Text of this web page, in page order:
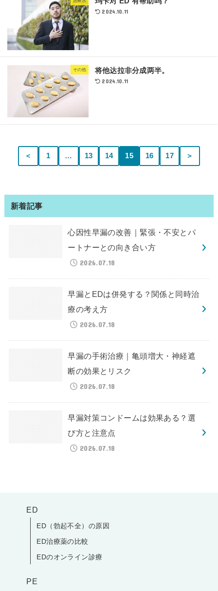
2024.10.11
その他 将他达拉非分成两半。
2024.10.11
＜ 1 … 13 14 15 16 17 ＞
新着記事
心因性早漏の改善｜緊張・不安とパ
ートナーとの向き合い方
2026.07.18
早漏とEDは併発する？関係と同時治
療の考え方
2026.07.18
早漏の手術治療｜亀頭増大・神経遮
断の効果とリスク
2026.07.18
早漏対策コンドームは効果ある？選
び方と注意点
2026.07.18
ED
ED（勃起不全）の原因
ED治療薬の比較
EDのオンライン診療
PE